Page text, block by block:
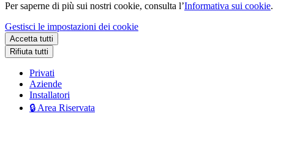
Per saperne di più sui nostri cookie, consulta l’Informativa sui cookie.
Gestisci le impostazioni dei cookie
Accetta tutti
Rifiuta tutti
Privati
Aziende
Installatori
🔒 Area Riservata